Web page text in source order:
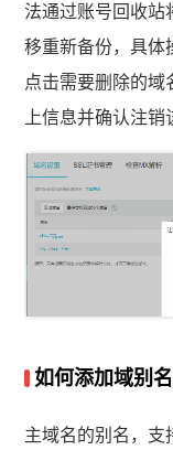
法通过账号回收站
移重新备份，具体
点击需要删除的域
上信息并确认注销
如何添加域别名
主域名的别名，支